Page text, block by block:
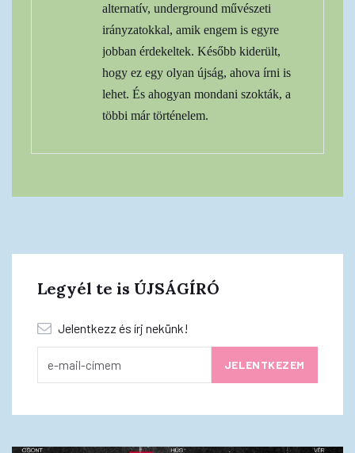
alternatív, underground művészeti
irányzatokkal, amik engem is egyre
jobban érdekeltek. Később kiderült,
hogy ez egy olyan újság, ahova írni is
lehet. És ahogyan mondani szokták, a
többi már történelem.
Legyél te is ÚJSÁGÍRÓ
Jelentkezz és írj nekünk!